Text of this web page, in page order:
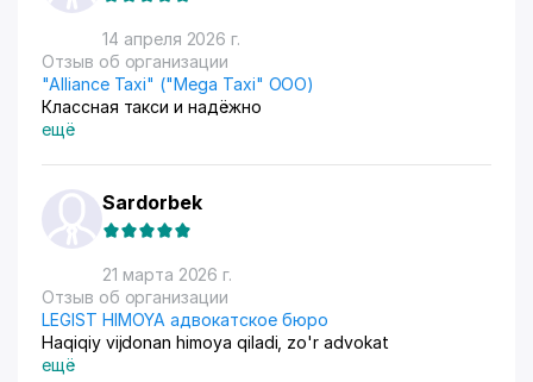
14 апреля 2026 г.
Отзыв об организации
"Alliance Taxi" ("Mega Taxi" ООО)
Классная такси и надёжно
ещё
Sardorbek
21 марта 2026 г.
Отзыв об организации
LEGIST HIMOYA адвокатское бюро
Haqiqiy vijdonan himoya qiladi, zo'r advokat
ещё